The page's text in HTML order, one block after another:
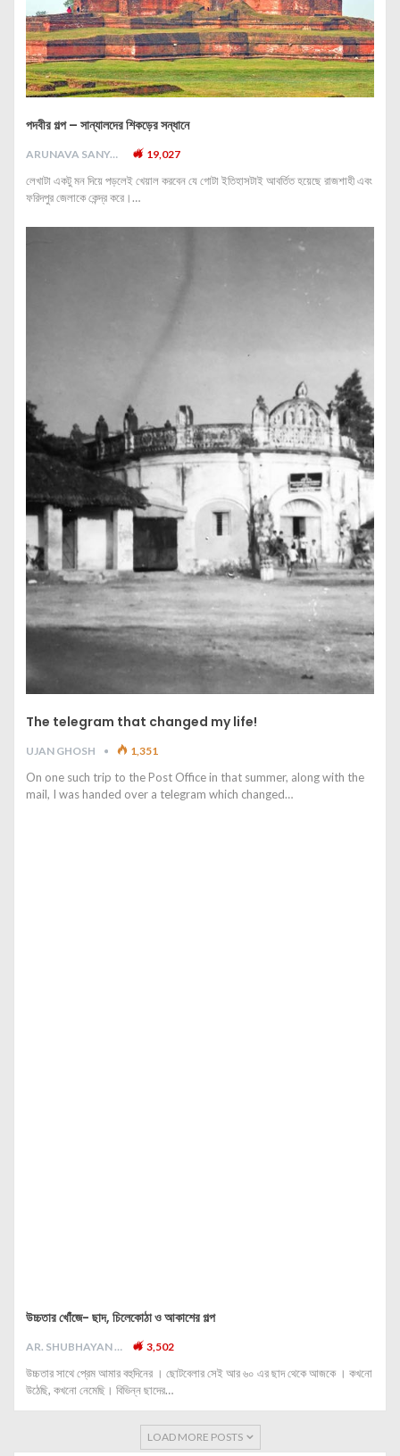
পদবীর গল্প – সান্যালদের শিকড়ের সন্ধানে
ARUNAVA SANYAL 19,027
লেখাটা একটু মন দিয়ে পড়লেই খেয়াল করবেন যে গোটা ইতিহাসটাই আবর্তিত হয়েছে রাজশাহী এবং
ফরিদপুর জেলাকে কেন্দ্র করে।…
The telegram that changed my life!
UJAN GHOSH 1,351
On one such trip to the Post Office in that summer, along with the
mail, I was handed over a telegram which changed…
উচ্চতার খোঁজে- ছাদ, চিলেকোঠা ও আকাশের গল্প
AR. SHUBHAYAN M 3,502
উচ্চতার সাথে প্রেম আমার বহুদিনের । ছোটবেলার সেই আর ৬০ এর ছাদ থেকে আজকে । কখনো
উঠেছি, কখনো নেমেছি। বিভিন্ন ছাদের…
LOAD MORE POSTS